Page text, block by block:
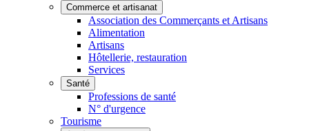
Commerce et artisanat
Association des Commerçants et Artisans
Alimentation
Artisans
Hôtellerie, restauration
Services
Santé
Professions de santé
N° d'urgence
Tourisme